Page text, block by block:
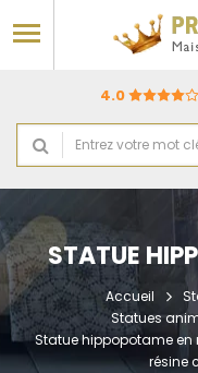
4.0
STATUE
Accueil
Statues
Statue hippopotame en
résine